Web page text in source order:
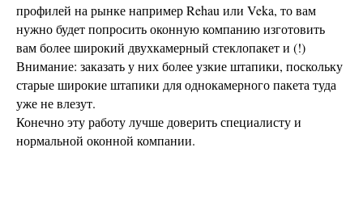
профилей на рынке например Rehau или Veka, то вам
нужно будет попросить оконную компанию изготовить
вам более широкий двухкамерный стеклопакет и (!)
Внимание: заказать у них более узкие штапики, поскольку
старые широкие штапики для однокамерного пакета туда
уже не влезут.
Конечно эту работу лучше доверить специалисту и
нормальной оконной компании.